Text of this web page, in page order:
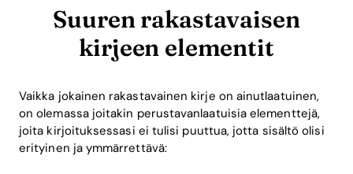
Suuren rakastavaisen
kirjeen elementit
Vaikka jokainen rakastavainen kirje on ainutlaatuinen,
on olemassa joitakin perustavanlaatuisia elementtejä,
joita kirjoituksessasi ei tulisi puuttua, jotta sisältö olisi
erityinen ja ymmärrettävä: